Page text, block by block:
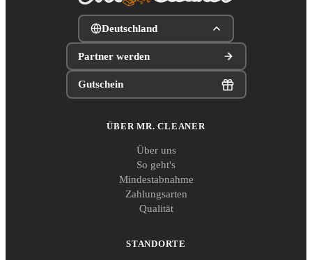
Deutschland
Partner werden
Gutschein
ÜBER MR. CLEANER
Über uns
So geht's
Mindestabnahme
Zahlungsarten
Qualität
STANDORTE